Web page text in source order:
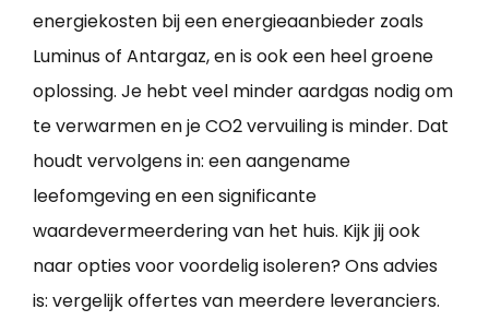
energiekosten bij een energieaanbieder zoals
Luminus of Antargaz, en is ook een heel groene
oplossing. Je hebt veel minder aardgas nodig om
te verwarmen en je CO2 vervuiling is minder. Dat
houdt vervolgens in: een aangename
leefomgeving en een significante
waardevermeerdering van het huis. Kijk jij ook
naar opties voor voordelig isoleren? Ons advies
is: vergelijk offertes van meerdere leveranciers.